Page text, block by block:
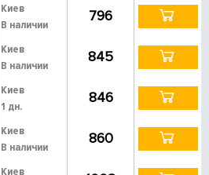
Киев
В наличии
796
Киев
В наличии
845
Киев
1 дн.
846
Киев
В наличии
860
Киев